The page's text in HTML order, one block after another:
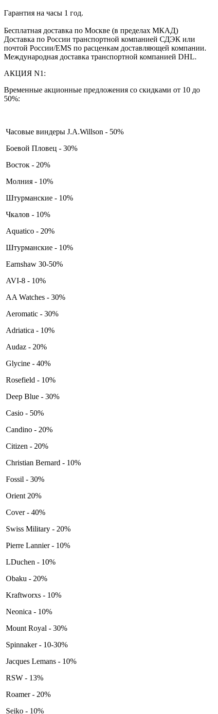
Гарантия на часы 1 год.
Бесплатная доставка по Москве (в пределах МКАД)
Доставка по России транспортной компанией СДЭК или
почтой России/EMS по расценкам доставляющей компании.
Международная доставка транспортной компанией DHL.
АКЦИЯ N1:
Временные акционные предложения со скидками от 10 до
50%:
Часовые виндеры J.A.Willson - 50%
Боевой Пловец - 30%
Восток - 20%
Молния - 10%
Штурманские - 10%
Чкалов - 10%
Aquatico - 20%
Штурманские - 10%
Earnshaw 30-50%
AVI-8 - 10%
AA Watches - 30%
Aeromatic - 30%
Adriatica - 10%
Audaz - 20%
Glycine - 40%
Rosefield - 10%
Deep Blue - 30%
Casio - 50%
Candino - 20%
Citizen - 20%
Christian Bernard - 10%
Fossil - 30%
Orient 20%
Cover - 40%
Swiss Military - 20%
Pierre Lannier - 10%
LDuchen - 10%
Obaku - 20%
Kraftworxs - 10%
Neonica - 10%
Mount Royal - 30%
Spinnaker - 10-30%
Jacques Lemans - 10%
RSW - 13%
Roamer - 20%
Seiko - 10%